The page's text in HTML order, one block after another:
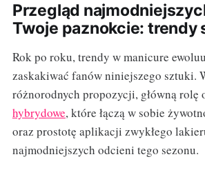
Przegląd
Twoje paznokcie: trendy
Rok po roku, trendy w manicure
zaskakiwać fanów niniejszego sztuki.
różnorodnych propozycji, główną rolę
hybrydowe, które łączą w sobie
oraz prostotę aplikacji zwykłego
najmodniejszych odcieni tego sezonu.